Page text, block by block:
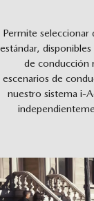
Permite
estándar,
de conducción
escenarios de
nuestro sistema i-